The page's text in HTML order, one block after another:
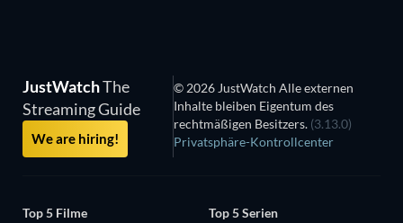
JustWatchThe
Streaming Guide
We are hiring!
© 2026 JustWatch Alle externen
Inhalte bleiben Eigentum des
rechtmäßigen Besitzers. (3.13.0)
Privatsphäre-Kontrollcenter
Top 5 Filme
Top 5 Serien